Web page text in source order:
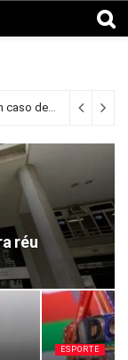
Coronel do Corpo de Bombeiros vira réu em caso de assédio sexual
réu
ESPORTE